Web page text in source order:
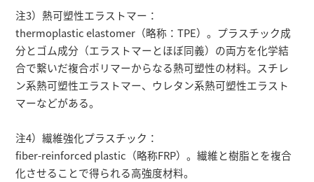
注3）熱可塑性エラストマー：
thermoplastic elastomer（略称：TPE）。プラスチック成
分とゴム成分（エラストマーとほぼ同義）の両方を化学結
合で繋いだ複合ポリマーからなる熱可塑性の材料。スチレ
ン系熱可塑性エラストマー、ウレタン系熱可塑性エラスト
マーなどがある。
注4）繊維強化プラスチック：
fiber-reinforced plastic（略称FRP）。繊維と樹脂とを複合
化させることで得られる高強度材料。